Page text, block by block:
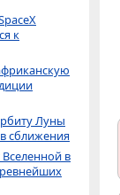
к
Луны
сближения
в